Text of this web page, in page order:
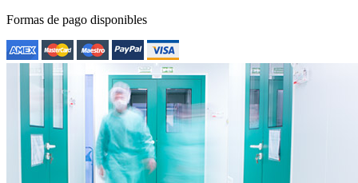
Formas de pago disponibles